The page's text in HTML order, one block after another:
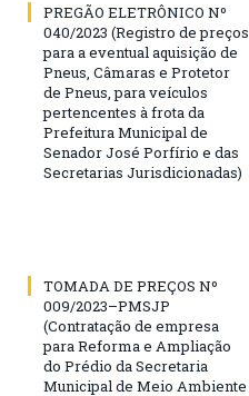
PREGÃO ELETRÔNICO Nº
040/2023 (Registro de preços
para a eventual aquisição de
Pneus, Câmaras e Protetor
de Pneus, para veículos
pertencentes à frota da
Prefeitura Municipal de
Senador José Porfírio e das
Secretarias Jurisdicionadas)
TOMADA DE PREÇOS Nº
009/2023–PMSJP
(Contratação de empresa
para Reforma e Ampliação
do Prédio da Secretaria
Municipal de Meio Ambiente